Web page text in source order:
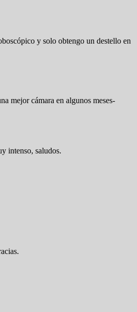
y solo obtengo un destello en
mejor cámara en algunos meses-
intenso, saludos.